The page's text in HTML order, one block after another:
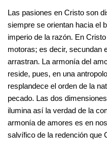
Las pasiones en Cristo son
siempre se orientan hacia el
imperio de la razón. En
motoras; es decir, secundan
arrastran. La armonía del
reside, pues, en una
resplandece el orden de la
pecado. Las dos
ilumina así la verdad de la
armonía de amores es en
salvífico de la redención que